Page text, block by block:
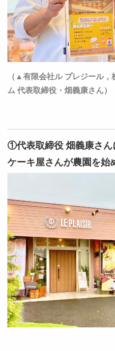
（▲有限会社ル プレジール
ム 代表取締役・畑義康さん）
①代表取締役 畑義康さん
ケーキ屋さんが農園を始